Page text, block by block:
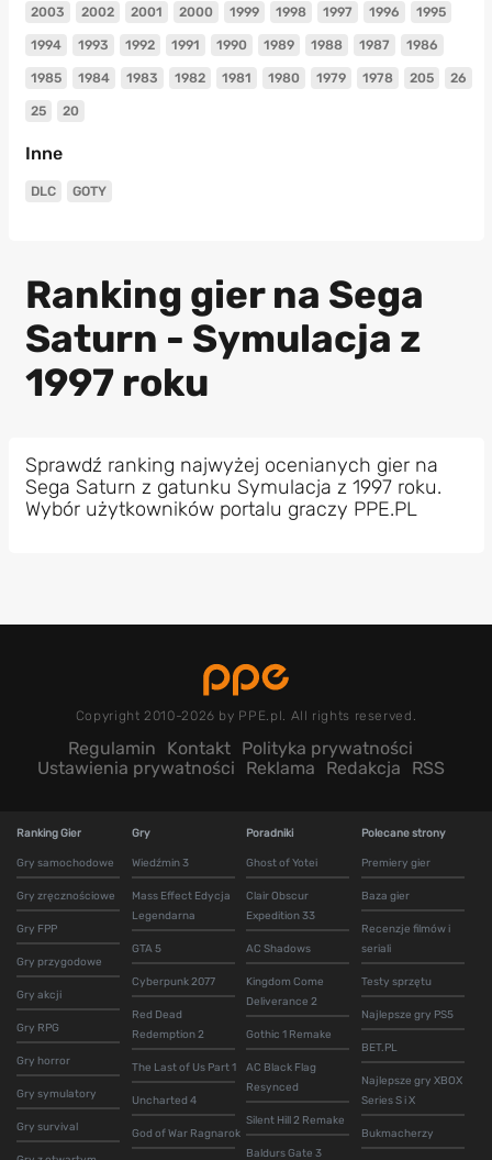
2003 2002 2001 2000 1999 1998 1997 1996 1995
1994 1993 1992 1991 1990 1989 1988 1987 1986
1985 1984 1983 1982 1981 1980 1979 1978 205 26
25 20
Inne
DLC GOTY
Ranking gier na Sega
Saturn - Symulacja z
1997 roku
Sprawdź ranking najwyżej ocenianych gier na
Sega Saturn z gatunku Symulacja z 1997 roku.
Wybór użytkowników portalu graczy PPE.PL
Copyright 2010-2026 by PPE.pl. All rights reserved.
Regulamin Kontakt Polityka prywatności
Ustawienia prywatności
Reklama Redakcja RSS
Ranking Gier
Gry samochodowe
Gry zręcznościowe
Gry FPP
Gry przygodowe
Gry akcji
Gry RPG
Gry horror
Gry symulatory
Gry survival
Gry
Wiedźmin 3
Mass Effect Edycja
Legendarna
GTA 5
Cyberpunk 2077
Red Dead
Redemption 2
The Last of Us Part 1
Uncharted 4
God of War Ragnarok
Poradniki
Ghost of Yotei
Clair Obscur
Expedition 33
AC Shadows
Kingdom Come
Deliverance 2
Gothic 1 Remake
AC Black Flag
Resynced
Silent Hill 2 Remake
Baldurs Gate 3
Polecane strony
Premiery gier
Baza gier
Recenzje filmów i
seriali
Testy sprzętu
Najlepsze gry PS5
BET.PL
Najlepsze gry XBOX
Series S i X
Bukmacherzy